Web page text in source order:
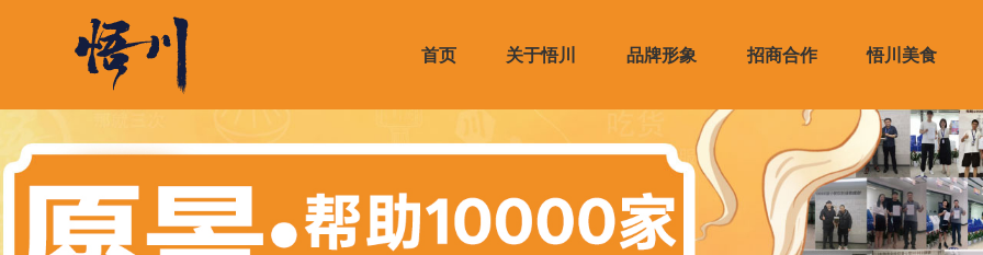
首页 关于悟川
供应链服务 品牌力
品牌形象 招商合作
合作培训 合作支持 合作
悟川美食
媒体报道